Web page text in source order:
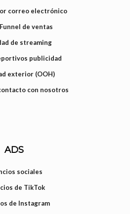
correo electrónico
de ventas
de streaming
publicidad
exterior (OOH)
con nosotros
ADS
sociales
de TikTok
de Instagram